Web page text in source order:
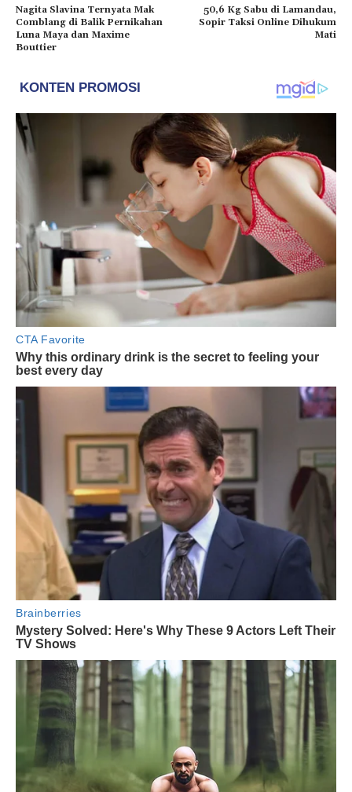
Nagita Slavina Ternyata Mak
Comblang di Balik Pernikahan
Luna Maya dan Maxime
Bouttier
50,6 Kg Sabu di Lamandau,
Sopir Taksi Online Dihukum
Mati